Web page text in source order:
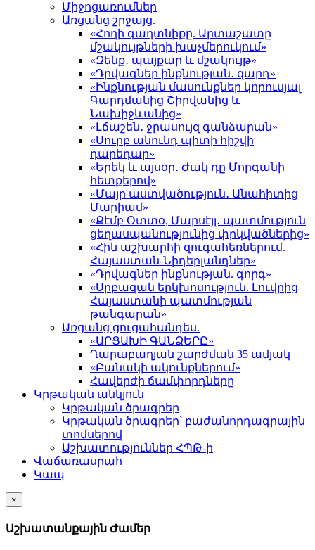
Միջոցառումներ
Առցանց շրջայց.
«Հողի գաղտնիքը. Արտաշատը
մշակույթների խաչմերուկում»
«Զենք․ պայքար և մշակույթ»
«Դրվագներ ինքնության․ զարդ»
«Ինքնության մասունքներ կորուսյալ
Գարդմանից Շիրվանից և
Նախիջևանից»
«Լճաշեն․ ջրասույզ գանձարան»
«Սուրբ անունդ պիտի հիշվի
դարեդար»
«Երեկ և այսօր․ Ժակ դը Մորգանի
հետքերով»
«Մայր աստվածություն․ Անահիտից
Մարիամ»
«Քէմբ Օտտօ, Մարսէյլ․ պատմություն
ցեղասպանությունից փրկվածներից»
«Հին աշխարհի զուգահեռներում.
Հայաստան-Նիդերլանդներ»
«Դրվագներ ինքնության. գորգ»
«Սրբազան երկխոսություն. Լուվրից
Հայաստանի պատմության
թանգարան»
Առցանց ցուցահանդես.
«ԱՐՑԱԽԻ ԳԱՆՁԵՐԸ»
Ղարաբաղյան շարժման 35 ամյակ
«Բանակի ակունքներում»
Հավերժի ճամփորդները
Կրթական անկյուն
Կրթական ծրագրեր
Կրթական ծրագրեր՝ բաժանորդագրային
տոմսերով
Աշխատություններ ՀՊԹ-ի
Վաճառասրահ
Կապ
×
Աշխատանքային Ժամեր